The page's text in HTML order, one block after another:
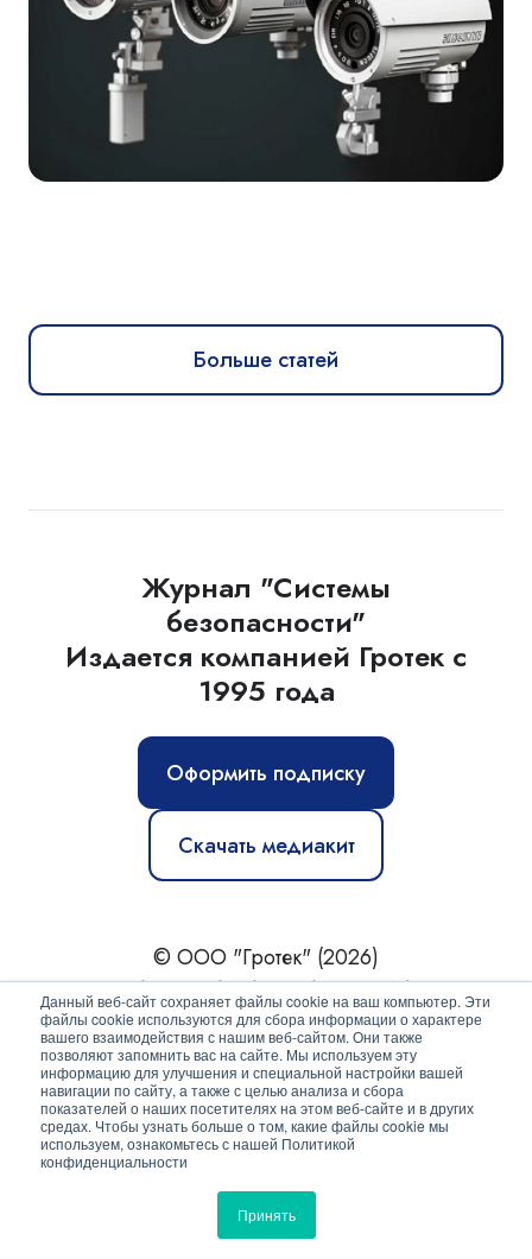
Данный веб-сайт сохраняет файлы cookie на ваш компьютер. Эти
файлы cookie используются для сбора информации о характере
вашего взаимодействия с нашим веб-сайтом. Они также
позволяют запомнить вас на сайте. Мы используем эту
информацию для улучшения и специальной настройки вашей
навигации по сайту, а также с целью анализа и сбора
показателей о наших посетителях на этом веб-сайте и в других
средах. Чтобы узнать больше о том, какие файлы cookie мы
используем, ознакомьтесь с нашей Политикой
конфиденциальности
Принять
Больше статей
Журнал "Системы
безопасности"
Издается компанией Гротек с
1995 года
Оформить подписку
Скачать медиакит
© ООО "Гротек" (2026)
Новости|Статьи|Обзоры|Журнал|О нас
Политика конфиденциальности
Согласие на обработку персональных данных